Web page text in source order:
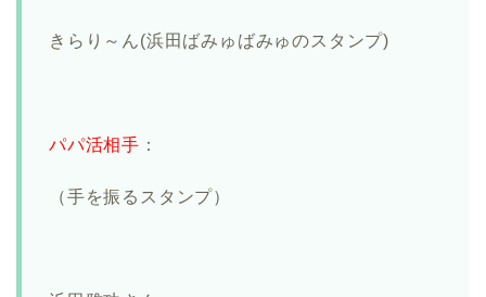
きらり～ん(浜田ばみゅばみゅのスタンプ)
パパ活相手 ：
（手を振るスタンプ）